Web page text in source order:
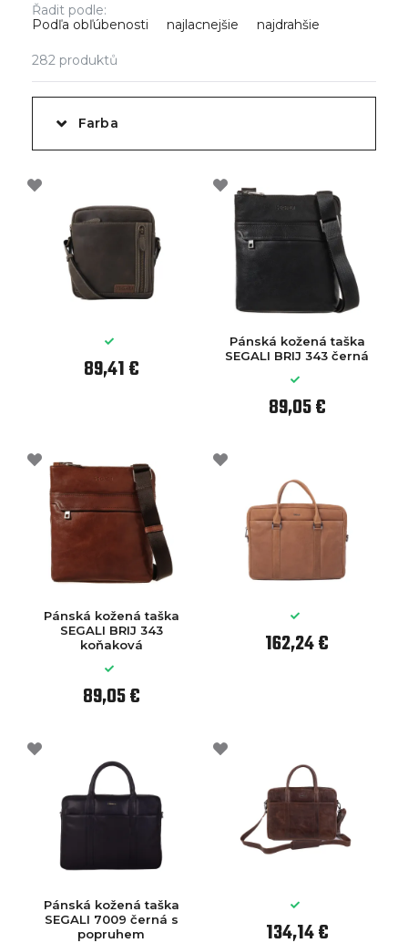
Řadit podle:
Podľa obľúbenosti
najlacnejšie najdrahšie
282 produktů
Farba
89,41 €
Pánská kožená taška
SEGALI BRIJ 343 černá
89,05 €
Pánská kožená taška
SEGALI BRIJ 343
koňaková
89,05 €
162,24 €
Pánská kožená taška
SEGALI 7009 černá s
popruhem
134,14 €